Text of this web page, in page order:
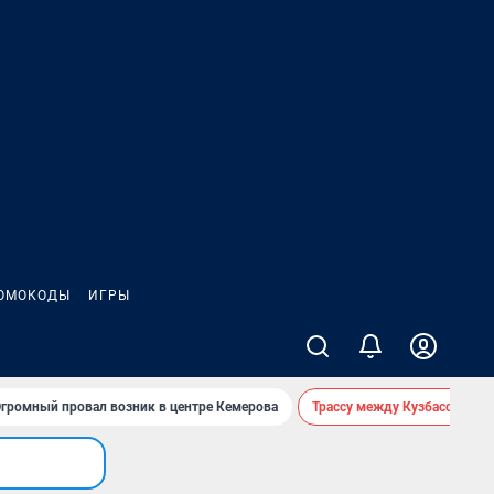
ИГРЫ
провал возник в центре Кемерова Трассу между Кузбассом и